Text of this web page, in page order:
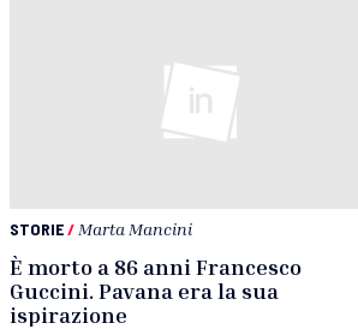
STORIE/ Marta Mancini
È morto a 86 anni Francesco
Guccini. Pavana era la sua
ispirazione